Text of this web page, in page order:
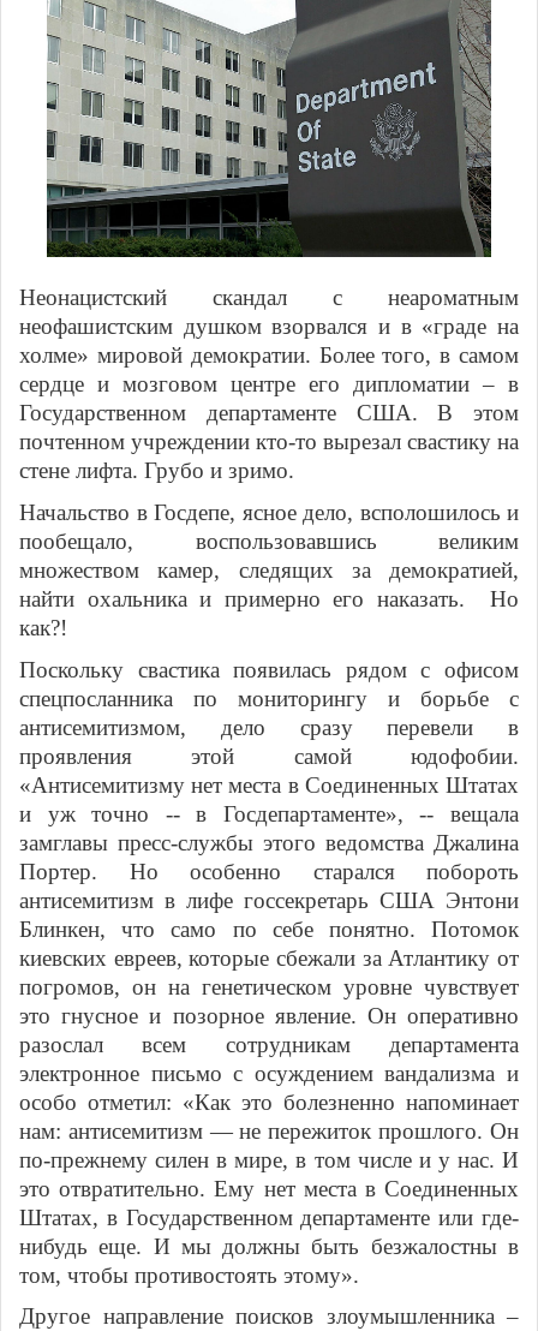
Неонацистский скандал с неароматным
неофашистским душком взорвался и в «граде на
холме» мировой демократии. Более того, в самом
сердце и мозговом центре его дипломатии – в
Государственном департаменте США. В этом
почтенном учреждении кто-то вырезал свастику на
стене лифта. Грубо и зримо.
Начальство в Госдепе, ясное дело, всполошилось и
пообещало, воспользовавшись великим
множеством камер, следящих за демократией,
найти охальника и примерно его наказать. Но
как?!
Поскольку свастика появилась рядом с офисом
спецпосланника по мониторингу и борьбе с
антисемитизмом, дело сразу перевели в
проявления этой самой юдофобии.
«Антисемитизму нет места в Соединенных Штатах
и уж точно -- в Госдепартаменте», -- вещала
замглавы пресс-службы этого ведомства Джалина
Портер. Но особенно старался побороть
антисемитизм в лифе госсекретарь США Энтони
Блинкен, что само по себе понятно. Потомок
киевских евреев, которые сбежали за Атлантику от
погромов, он на генетическом уровне чувствует
это гнусное и позорное явление. Он оперативно
разослал всем сотрудникам департамента
электронное письмо с осуждением вандализма и
особо отметил: «Как это болезненно напоминает
нам: антисемитизм — не пережиток прошлого. Он
по-прежнему силен в мире, в том числе и у нас. И
это отвратительно. Ему нет места в Соединенных
Штатах, в Государственном департаменте или где-
нибудь еще. И мы должны быть безжалостны в
том, чтобы противостоять этому».
Другое направление поисков злоумышленника –